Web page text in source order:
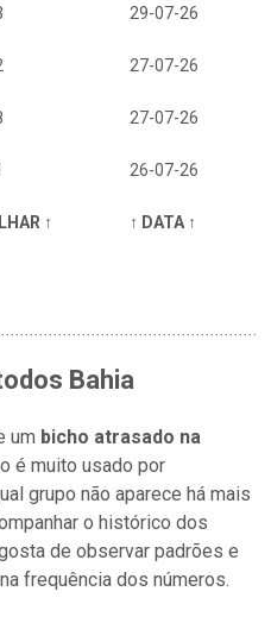
29-07-26
27-07-26
27-07-26
26-07-26
↑ ↑ DATA ↑
Bahia
um bicho atrasado na
é muito usado por
grupo não aparece há mais
o histórico dos
de observar padrões e
frequência dos números.